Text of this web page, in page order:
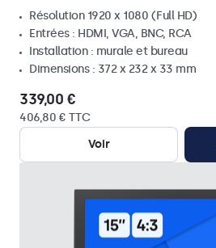
Résolution 1920 x 1080 (Full HD)
Entrées : HDMI, VGA, BNC, RCA
Installation : murale et bureau
Dimensions : 372 x 232 x 33 mm
339,00 €
406,80 € TTC
Voir